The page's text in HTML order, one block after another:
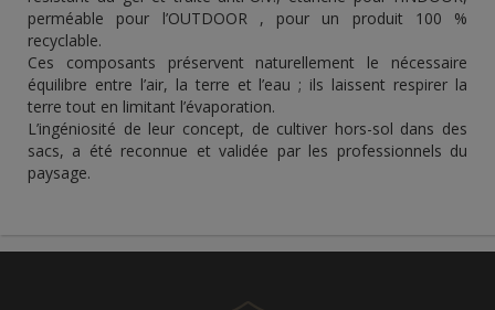
perméable pour l’OUTDOOR , pour un produit 100 %
recyclable.
Ces composants préservent naturellement le nécessaire
équilibre entre l’air, la terre et l’eau ; ils laissent respirer la
terre tout en limitant l’évaporation.
L’ingéniosité de leur concept, de cultiver hors-sol dans des
sacs, a été reconnue et validée par les professionnels du
paysage.